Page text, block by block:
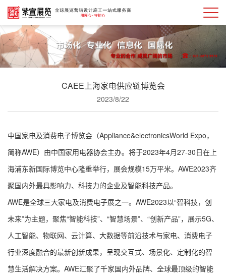
CAEE上海家电供应链博览会
2023/8/22
中国家电及消费电子博览会（Appliance&electronicsWorld Expo，
简称AWE）由中国家用电器协会主办。将于2023年4月27-30日在上
海浦东新国际博览中心隆重举行，展会规模15万平米。AWE2023齐
聚国内外最具影响力、科技力的企业及智能科技产品。
AWE是全球三大家电及消费电子展之一。AWE2023以“智科技，创
未来”为主题，聚焦“智能科技”、“智慧场景”、“创新产品”，展示5G、
人工智能、物联网、云计算、大数据等前沿技术与家电、消费电子
行业深度融合的最新创新成果，呈现交互式、场景化、定制化的智
慧生活解决方案。AWE汇聚了千家国内外品牌、全球最顶级的智能